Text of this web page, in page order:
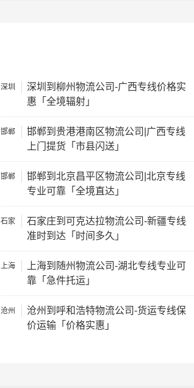
装载重量 尺寸（米）
2吨 3.8×1.7×2.2
8吨
深圳
深圳到柳州物流公司-广西专线价格实
惠「全境辐射」
邯郸
邯郸到贵港港南区物流公司|广西专线
上门提货「市县闪送」
邯郸
邯郸到北京昌平区物流公司|北京专线
专业可靠「全境直达」
石家
石家庄到可克达拉物流公司-新疆专线
准时到达「时间多久」
上海
上海到随州物流公司-湖北专线专业可
靠「急件托运」
沧州
沧州到呼和浩特物流公司-货运专线保
价运输「价格实惠」